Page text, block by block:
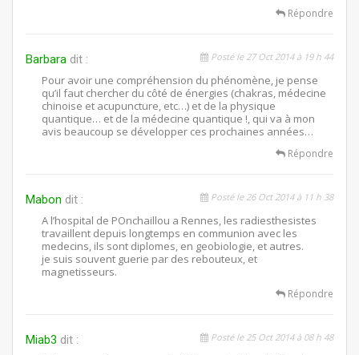
Répondre
Barbara dit : Posté le 27 Oct 2014 à 19 h 44
Pour avoir une compréhension du phénomène, je pense
qu’il faut chercher du côté de énergies (chakras, médecine
chinoise et acupuncture, etc…) et de la physique
quantique… et de la médecine quantique !, qui va à mon
avis beaucoup se développer ces prochaines années…
Répondre
Mabon dit : Posté le 26 Oct 2014 à 11 h 38
A l’hospital de POnchaillou a Rennes, les radiesthesistes
travaillent depuis longtemps en communion avec les
medecins, ils sont diplomes, en geobiologie, et autres.
je suis souvent guerie par des rebouteux, et
magnetisseurs.
Répondre
Miab3 dit : Posté le 25 Oct 2014 à 08 h 48